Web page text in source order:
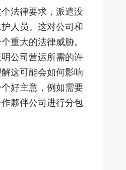
法律要求，派遣没
人员。这对公司和
重大的法律威胁。
公司营运所需的许
这可能会如何影响
好主意，例如需要
夥伴公司进行分包